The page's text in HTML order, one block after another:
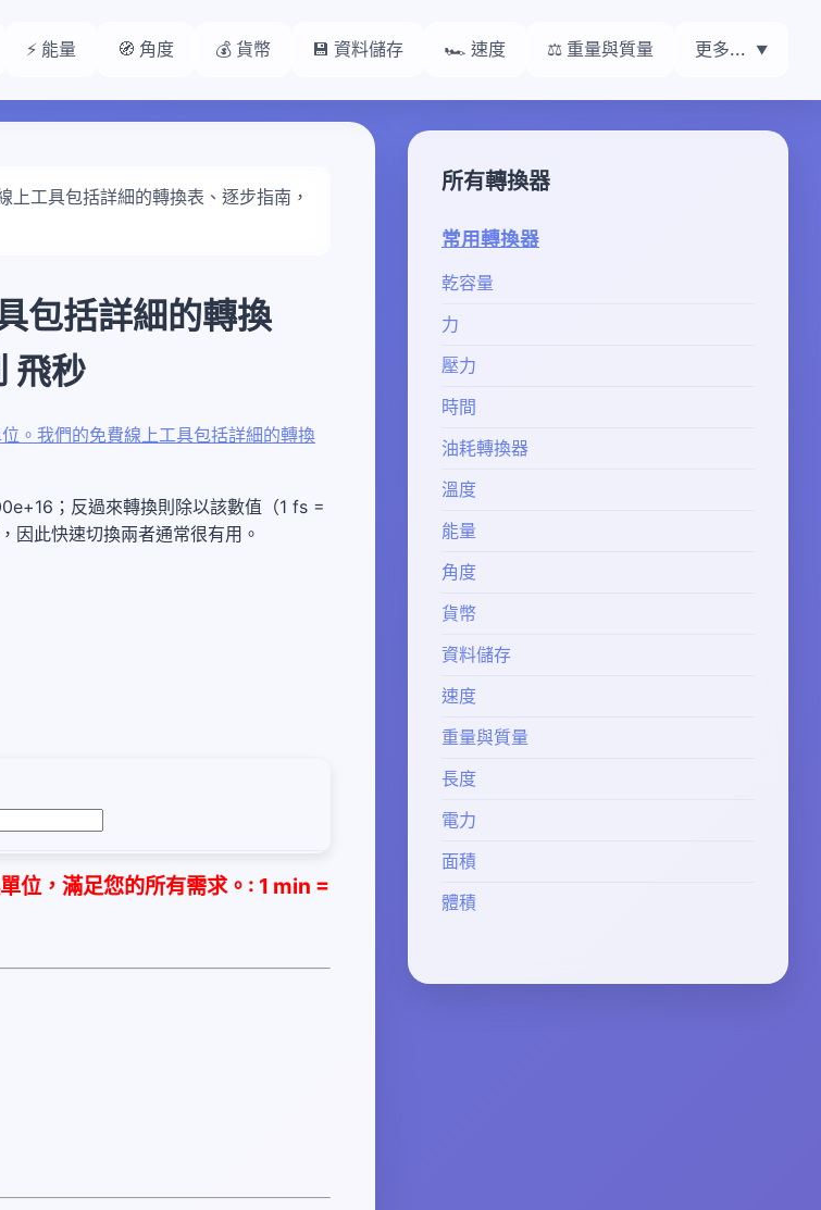
⚡ 能量 🧭 角度 💰 貨幣 💾 資料儲存 🏎️ 速度 ⚖️ 重量與質量 更多...
上工具包括詳細的轉換表、逐步指南，
包括詳細的轉換
飛秒
。我們的免費線上工具包括詳細的轉換
；反過來轉換則除以該數值（1 fs =
因此快速切換兩者通常很有用。
位，滿足您的所有需求。: 1 min =
所有轉換器
常用轉換器
乾容量
力
壓力
時間
油耗轉換器
溫度
能量
角度
貨幣
資料儲存
速度
重量與質量
長度
電力
面積
體積